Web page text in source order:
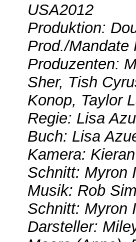
USA2012
Produktion:
Prod./Mandate
Produzenten:
Sher, Tish
Konop, Taylor
Regie: Lisa
Buch: Lisa
Kamera:
Schnitt: Myron
Musik: Rob
Schnitt: Myron
Darsteller: